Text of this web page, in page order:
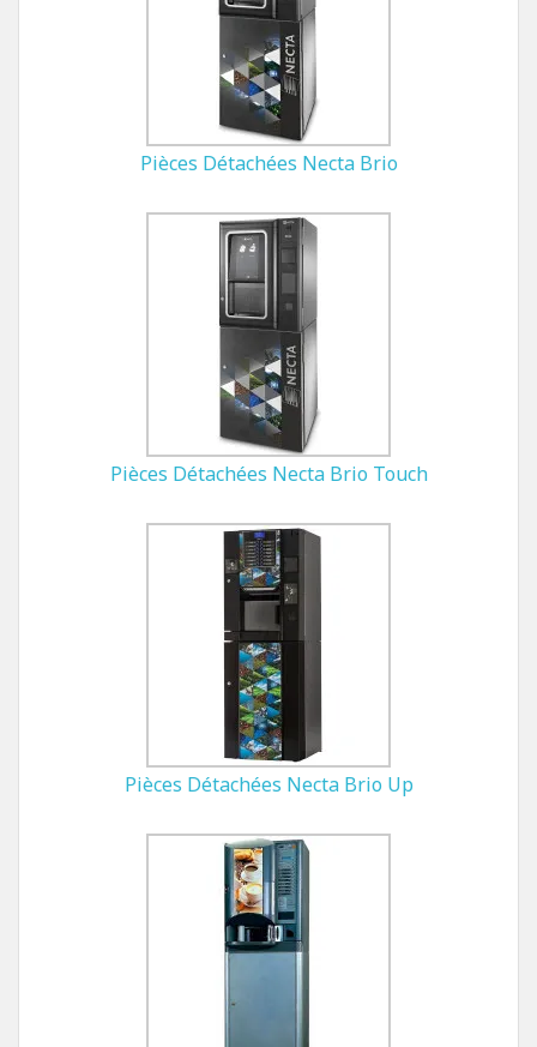
Pièces Détachées Necta Brio
Pièces Détachées Necta Brio Touch
Pièces Détachées Necta Brio Up